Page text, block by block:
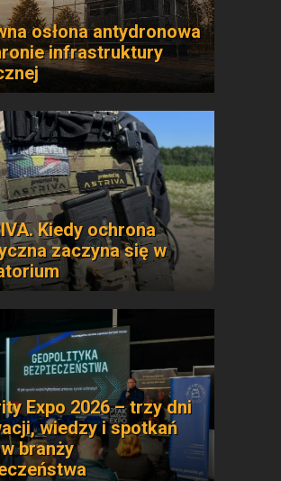
osłona antydronowa
infrastruktury
Kiedy ochrona
zaczyna się w
Expo 2026 – trzy dni
wiedzy i spotkań
branży